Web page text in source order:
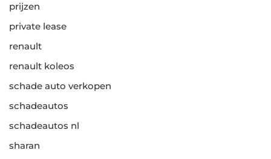
prijzen
private lease
renault
renault koleos
schade auto verkopen
schadeautos
schadeautos nl
sharan